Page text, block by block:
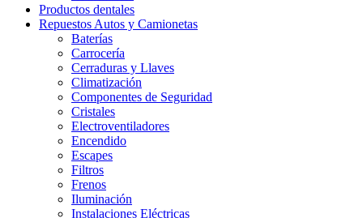
Productos dentales
Repuestos Autos y Camionetas
Baterías
Carrocería
Cerraduras y Llaves
Climatización
Componentes de Seguridad
Cristales
Electroventiladores
Encendido
Escapes
Filtros
Frenos
Iluminación
Instalaciones Eléctricas